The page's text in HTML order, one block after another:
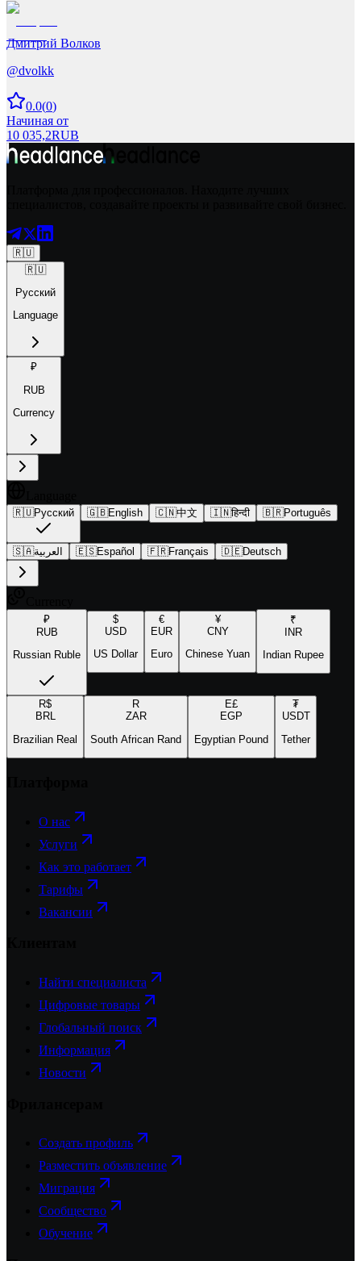
Дмитрий Волков
@dvolkk
0.0(0)
Начиная от
10 035,2RUB
🇷🇺
🇷🇺
Русский
Language
₽
RUB
Currency
🇷🇺Русский 🇬🇧English 🇨🇳中文 🇮🇳हिन्दी 🇧🇷Português
🇸🇦العربية 🇪🇸Español 🇫🇷Français 🇩🇪Deutsch
₽
RUB
Russian Ruble
$
USD
US Dollar
€
EUR
Euro
¥
CNY
Chinese Yuan
₹
INR
Indian Rupee
R$
BRL
Brazilian Real
R
ZAR
South African Rand
E£
EGP
Egyptian Pound
₮
USDT
Tether
О нас
Услуги
Как это работает
Тарифы
Вакансии
Найти специалиста
Цифровые товары
Глобальный поиск
Информация
Новости
Создать профиль
Разместить объявление
Миграция
Сообщество
Обучение